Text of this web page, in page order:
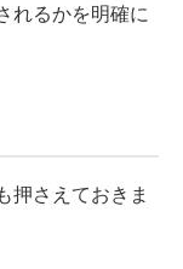
れるかを明確に
押さえておきま